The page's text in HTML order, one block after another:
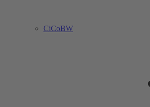
CiCoBW